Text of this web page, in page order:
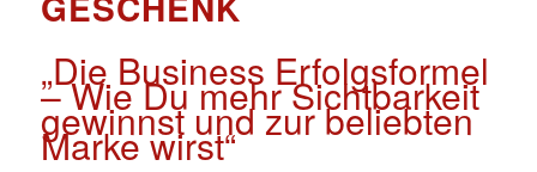
„Die Business Erfolgsformel
– Wie Du mehr Sichtbarkeit
gewinnst und zur beliebten
Marke wirst“